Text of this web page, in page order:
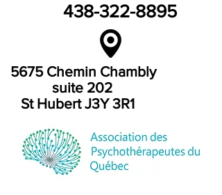
438-322-8895
5675 Chemin Chambly
suite 202
St Hubert J3Y 3R1